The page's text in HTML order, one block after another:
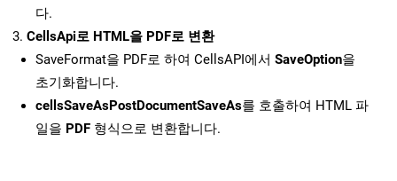
다.
CellsApi로 HTML을 PDF로 변환
SaveFormat을 PDF로 하여 CellsAPI에서 SaveOption을
초기화합니다.
cellsSaveAsPostDocumentSaveAs를 호출하여 HTML 파
일을 PDF 형식으로 변환합니다.